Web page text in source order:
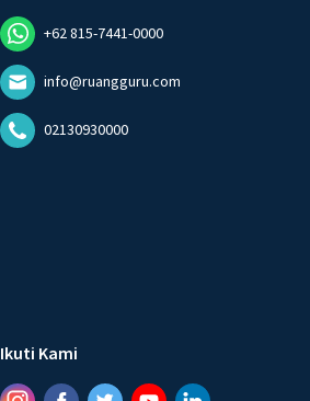
+62 815-7441-0000
info@ruangguru.com
02130930000
Ikuti Kami